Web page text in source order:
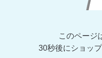
このページ
30秒後にショッ